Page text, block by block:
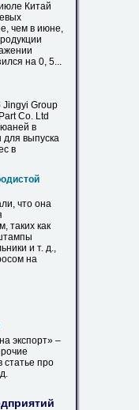
Китай
чем в июне,
на 0, 5...
Jingyi Group
Co. Ltd
в
для выпуска
в
что она
таких как
и т. д.,
на
экспорт» –
статье про